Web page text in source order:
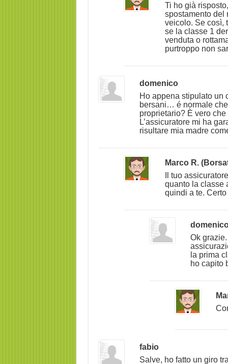
Ti ho già
spostamento del
veicolo. Se così,
se la classe 1
venduta o
purtroppo non
domenico
Ho appena stipulato un
bersani… é normale
proprietario? È vero
L’assicuratore mi ha
risultare mia madre
Marco R.
Il tuo
quanto la classe
quindi a te.
Ok
la prima
ho capito
fabio
Salve, ho fatto un giro